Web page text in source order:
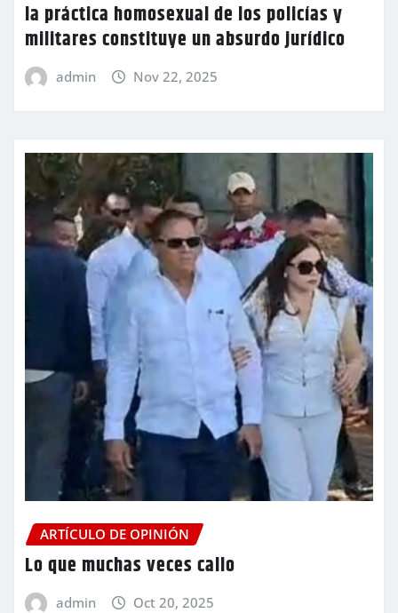
la práctica homosexual de los policías y
militares constituye un absurdo jurídico
admin Nov 22, 2025
ARTÍCULO DE OPINIÓN
Lo que muchas veces callo
admin Oct 20, 2025